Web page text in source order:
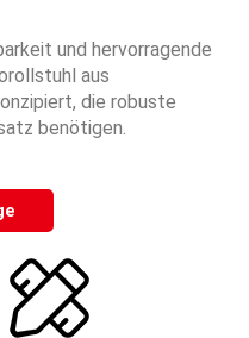
und hervorragende
aus
die robuste
benötigen.